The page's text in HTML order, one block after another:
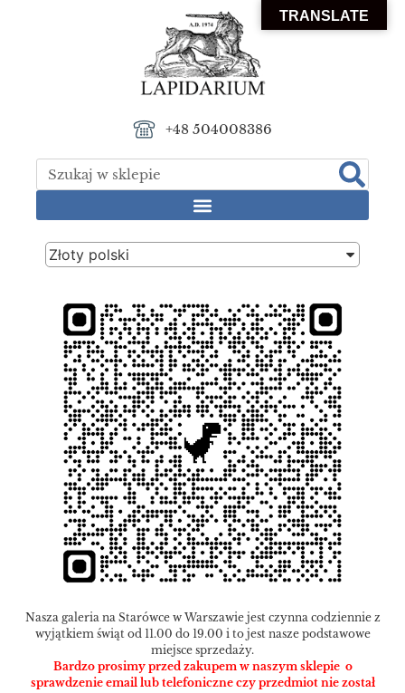
+48 504008386
Złoty polski
Nasza galeria na Starówce w Warszawie jest czynna codziennie z
wyjątkiem świąt od 11.00 do 19.00 i to jest nasze podstawowe
miejsce sprzedaży.
Bardzo prosimy przed zakupem w naszym sklepie o
sprawdzenie email lub telefoniczne czy przedmiot nie został
TRANSLATE